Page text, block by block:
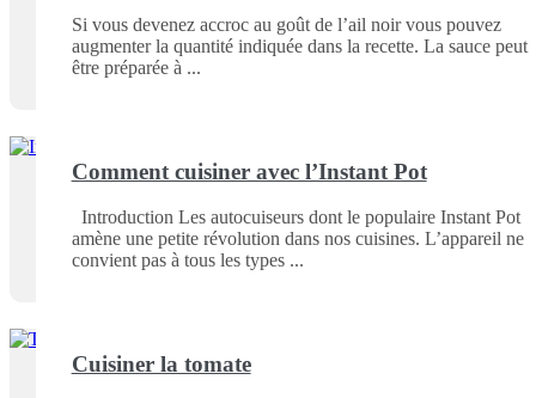
Si vous devenez accroc au goût de l’ail noir vous pouvez
augmenter la quantité indiquée dans la recette. La sauce peut
être préparée à
Comment cuisiner avec l’Instant Pot
Introduction Les autocuiseurs dont le populaire Instant Pot
amène une petite révolution dans nos cuisines. L’appareil ne
convient pas à tous les types
Cuisiner la tomate